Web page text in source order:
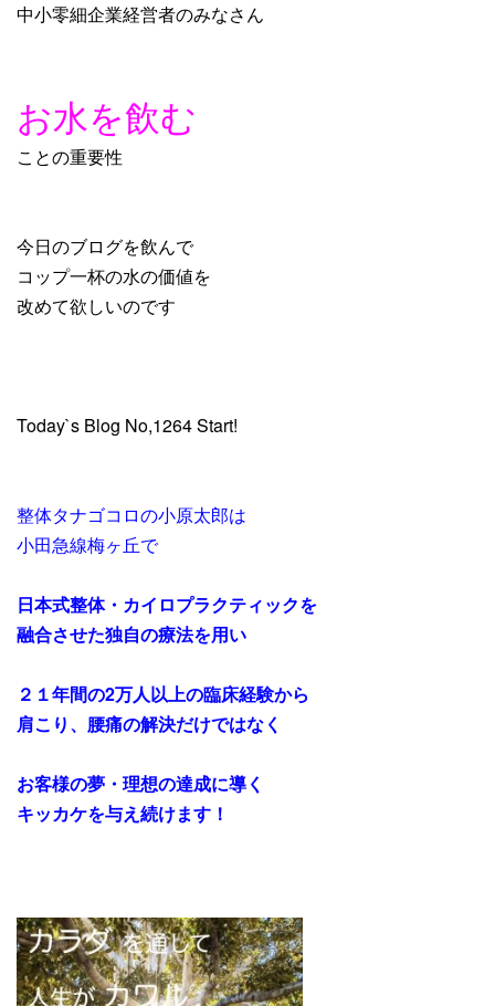
中小零細企業経営者のみなさん
お水を飲む
ことの重要性
今日のブログを飲んで
コップ一杯の水の価値を
改めて欲しいのです
Today`s Blog No,1264 Start!
整体タナゴコロの小原太郎は
小田急線梅ヶ丘で
日本式整体・カイロプラクティックを
融合させた独自の療法を用い
２１年間の2万人以上の臨床経験から
肩こり、腰痛の解決だけではなく
お客様の夢・理想の達成に導く
キッカケを与え続けます！